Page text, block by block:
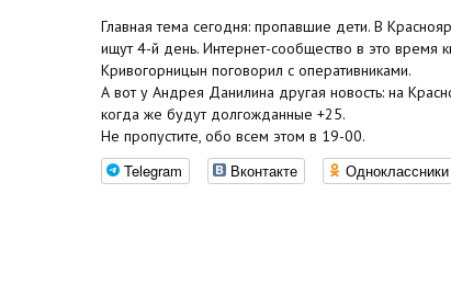
Главная тема сегодня: пропавшие дети. В
ищут 4-й день. Интернет-сообщество в это время
Кривогорницын поговорил с оперативниками.
А вот у Андрея Данилина другая новость: на
когда же будут долгожданные +25.
Не пропустите, обо всем этом в 19-00.
Telegram Вконтакте Одноклассники